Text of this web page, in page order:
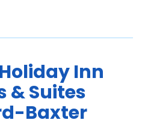
Holiday Inn
& Suites
Baxter